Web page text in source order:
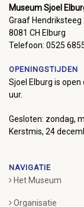
Museum Sjoel
Graaf Hendriksteeg
8081 CH Elburg
Telefoon: 0525
OPENINGSTIJDEN
Sjoel Elburg is
uur.
Gesloten: zondag,
Kerstmis, 24
NAVIGATIE
Het Museum
Organisatie